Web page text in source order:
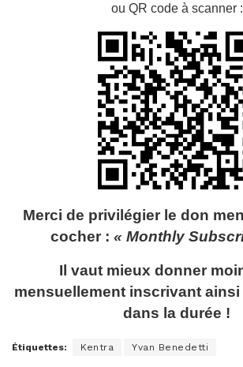
ou QR code à scanner :
Merci de privilégier le don
cocher : « Monthly
Il vaut mieux donner
mensuellement inscrivant
dans la durée !
Étiquettes: Kentra Yvan Benedetti